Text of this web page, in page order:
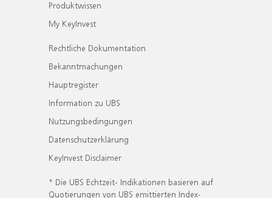
Produktwissen
My KeyInvest
Rechtliche Dokumentation
Bekanntmachungen
Hauptregister
Information zu UBS
Nutzungsbedingungen
Datenschutzerklärung
KeyInvest Disclaimer
* Die UBS Echtzeit- Indikationen basieren auf
Quotierungen von UBS emittierten Index-